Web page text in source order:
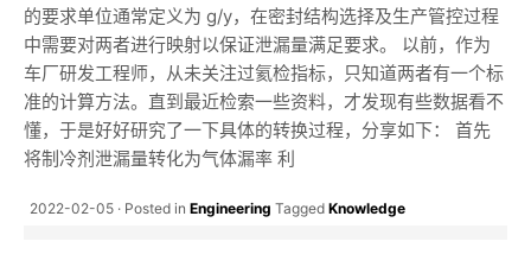
的要求单位通常定义为 g/y，在密封结构选择及生产管控过程
中需要对两者进行映射以保证泄漏量满足要求。 以前，作为
车厂研发工程师，从未关注过氦检指标，只知道两者有一个标
准的计算方法。直到最近检索一些资料，才发现有些数据看不
懂，于是好好研究了一下具体的转换过程，分享如下： 首先
将制冷剂泄漏量转化为气体漏率 利
2022-02-05 Posted in Engineering Tagged Knowledge